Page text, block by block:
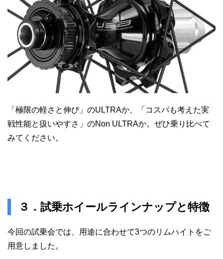
「極限の軽さと伸び」のULTRAか、「コスパも考えた実
戦性能と扱いやすさ」のNon ULTRAか。ぜひ乗り比べて
みてください。
３．試乗ホイールラインナップと特徴
今回の試乗会では、用途に合わせて3つのリムハイトをご
用意しました。